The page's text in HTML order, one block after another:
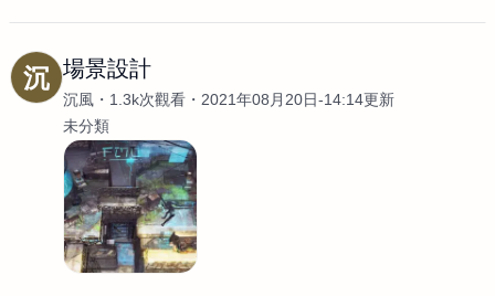
沉 場景設計
沉風 1.3k次觀看
2021年08月20日-14:14更新
未分類